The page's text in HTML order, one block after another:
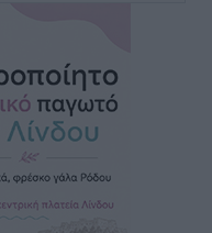
ο μηχανισμός
– Ισχυρά
Code» 6 περιοχές
στον αέρα» τους